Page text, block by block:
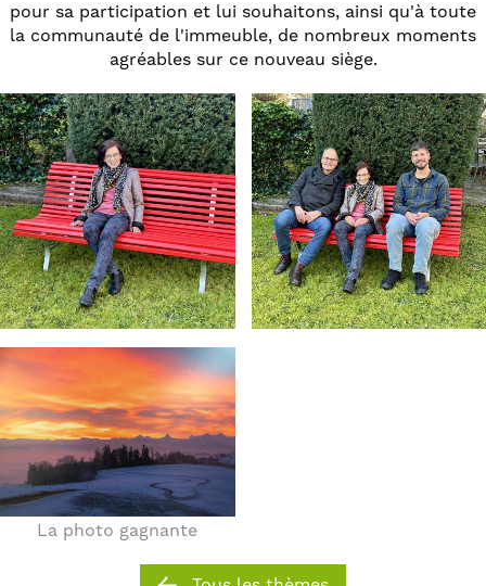
pour sa participation et lui souhaitons, ainsi qu'à toute
la communauté de l'immeuble, de nombreux moments
agréables sur ce nouveau siège.
La photo gagnante